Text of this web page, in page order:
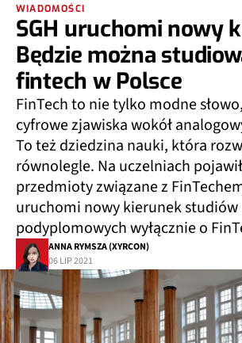
WIADOMOŚCI
SGH uruchomi nowy
Będzie można
fintech w Polsce
FinTech to nie tylko modne
cyfrowe zjawiska wokół
To też dziedzina nauki, która
równolegle. Na uczelniach
przedmioty związane z
uruchomi nowy kierunek studiów
podyplomowych wyłącznie o
ANNA RYMSZA (XYRCON)
06 LIP 2021